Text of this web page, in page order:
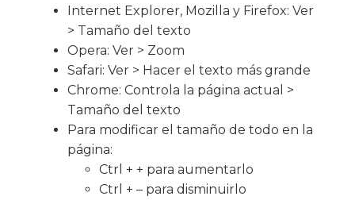
Internet Explorer, Mozilla y Firefox: Ver
> Tamaño del texto
Opera: Ver > Zoom
Safari: Ver > Hacer el texto más grande
Chrome: Controla la página actual >
Tamaño del texto
Para modificar el tamaño de todo en la
página:
Ctrl + + para aumentarlo
Ctrl + – para disminuirlo